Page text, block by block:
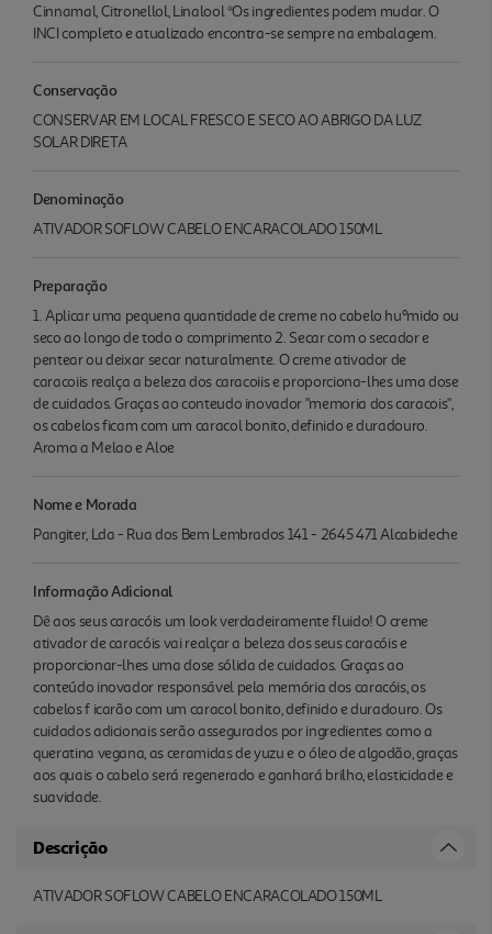
Cinnamal, Citronellol, Linalool *Os ingredientes podem mudar. O
INCI completo e atualizado encontra-se sempre na embalagem.
Conservação
CONSERVAR EM LOCAL FRESCO E SECO AO ABRIGO DA LUZ
SOLAR DIRETA
Denominação
ATIVADOR SOFLOW CABELO ENCARACOLADO 150ML
Preparação
1. Aplicar uma pequena quantidade de creme no cabelo huºmido ou
seco ao longo de todo o comprimento 2. Secar com o secador e
pentear ou deixar secar naturalmente. O creme ativador de
caracoiis realça a beleza dos caracoiis e proporciona-lhes uma dose
de cuidados. Graças ao conteudo inovador "memoria dos caracois",
os cabelos ficam com um caracol bonito, definido e duradouro.
Aroma a Melao e Aloe
Nome e Morada
Pangiter, Lda - Rua dos Bem Lembrados 141 - 2645 471 Alcabideche
Informação Adicional
Dê aos seus caracóis um look verdadeiramente fluido! O creme
ativador de caracóis vai realçar a beleza dos seus caracóis e
proporcionar-lhes uma dose sólida de cuidados. Graças ao
conteúdo inovador responsável pela memória dos caracóis, os
cabelos f icarão com um caracol bonito, definido e duradouro. Os
cuidados adicionais serão assegurados por ingredientes como a
queratina vegana, as ceramidas de yuzu e o óleo de algodão, graças
aos quais o cabelo será regenerado e ganhará brilho, elasticidade e
suavidade.
Descrição
ATIVADOR SOFLOW CABELO ENCARACOLADO 150ML